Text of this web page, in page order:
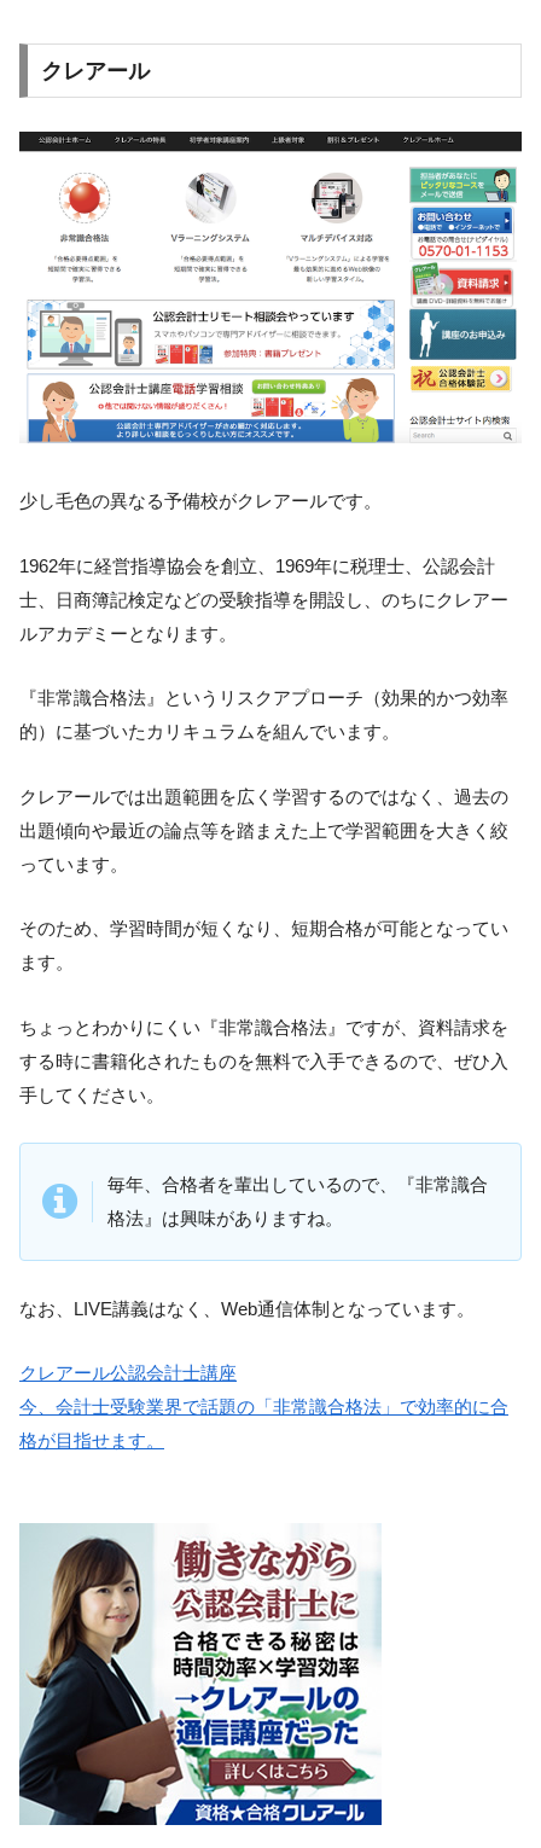
クレアール
少し毛色の異なる予備校がクレアールです。
1962年に経営指導協会を創立、1969年に税理士、公認会計
士、日商簿記検定などの受験指導を開設し、のちにクレアー
ルアカデミーとなります。
『非常識合格法』というリスクアプローチ（効果的かつ効率
的）に基づいたカリキュラムを組んでいます。
クレアールでは出題範囲を広く学習するのではなく、過去の
出題傾向や最近の論点等を踏まえた上で学習範囲を大きく絞
っています。
そのため、学習時間が短くなり、短期合格が可能となってい
ます。
ちょっとわかりにくい『非常識合格法』ですが、資料請求を
する時に書籍化されたものを無料で入手できるので、ぜひ入
手してください。
毎年、合格者を輩出しているので、『非常識合
格法』は興味がありますね。
なお、LIVE講義はなく、Web通信体制となっています。
クレアール公認会計士講座
今、会計士受験業界で話題の「非常識合格法」で効率的に合
格が目指せます。